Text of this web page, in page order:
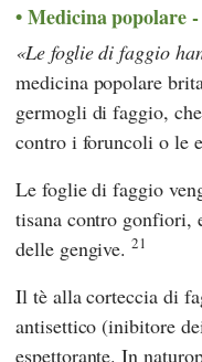
Medicina popolare
Le foglie di faggio
medicina popolare
germogli di faggio,
contro i foruncoli o le
Le foglie di faggio
tisana contro gonfiori,
delle gengive.21
Il tè alla corteccia di
antisettico (inibitore
espettorante. In